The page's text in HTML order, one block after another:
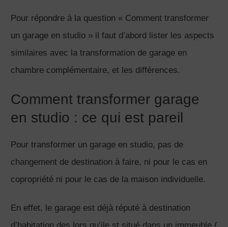
Pour répondre à la question « Comment transformer
un garage en studio » il faut d’abord lister les aspects
similaires avec la transformation de garage en
chambre complémentaire, et les différences.
Comment transformer garage
en studio : ce qui est pareil
Pour transformer un garage en studio, pas de
changement de destination à faire, ni pour le cas en
copropriété ni pour le cas de la maison individuelle.
En effet, le garage est déjà réputé à destination